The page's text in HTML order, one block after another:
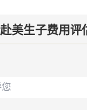
赴美生子费用评